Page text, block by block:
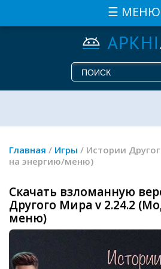
☰ МЕНЮ
Главная / Игры / Истории
на энергию/меню)
Скачать взломанную
Другого Мира v 2.24.2
меню)